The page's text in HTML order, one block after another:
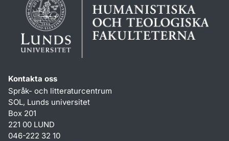
Kontakta oss
Språk- och litteraturcentrum
SOL, Lunds universitet
Box 201
221 00 LUND
046-222 32 10